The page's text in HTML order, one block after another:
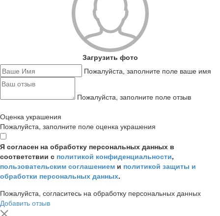
Загрузить фото
Пожалуйста, заполните поле ваше имя
Пожалуйста, заполните поле отзыв
Оценка украшения
Пожалуйста, заполните поле оценка украшения
Я согласен на обработку персональных данных в
соответствии с политикой конфиденциальности,
пользовательским соглашением и политикой защиты и
обработки персональных данных.
Пожалуйста, согласитесь на обработку персональных данных
Добавить отзыв